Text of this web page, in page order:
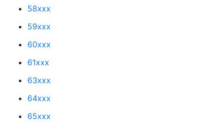
58xxx
59xxx
60xxx
61xxx
63xxx
64xxx
65xxx